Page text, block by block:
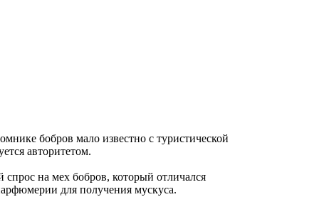
бобров мало известно с туристической
авторитетом.
на мех бобров, который отличался
для получения мускуса.